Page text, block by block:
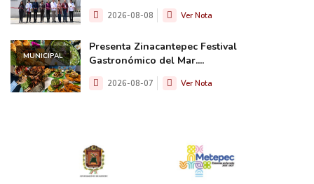
2026-08-08 Ver Nota
MUNICIPAL
Presenta Zinacantepec Festival
Gastronómico del Mar....
2026-08-07 Ver Nota